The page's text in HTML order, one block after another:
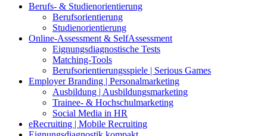
Zum
Berufs- & Studienorientierung
Berufsorientierung
Studienorientierung
Online-Assessment & SelfAssessment
Eignungsdiagnostische Tests
Matching-Tools
Berufsorientierungsspiele | Serious Games
Employer Branding | Personalmarketing
Ausbildung | Ausbildungsmarketing
Trainee- & Hochschulmarketing
Social Media in HR
eRecruiting | Mobile Recruiting